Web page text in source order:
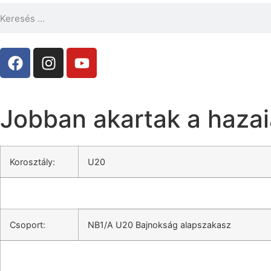
Jobban akartak a
Korosztály: U20
Csoport: NB1/A U20 Bajnokság alapszakasz